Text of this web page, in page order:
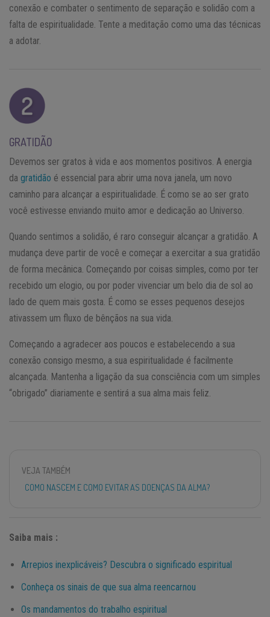
conexão e combater o sentimento de separação e solidão com a
falta de espiritualidade. Tente a meditação como uma das técnicas
a adotar.
GRATIDÃO
Devemos ser gratos à vida e aos momentos positivos. A energia
da gratidão é essencial para abrir uma nova janela, um novo
caminho para alcançar a espiritualidade. É como se ao ser grato
você estivesse enviando muito amor e dedicação ao Universo.
Quando sentimos a solidão, é raro conseguir alcançar a gratidão. A
mudança deve partir de você e começar a exercitar a sua gratidão
de forma mecânica. Começando por coisas simples, como por ter
recebido um elogio, ou por poder vivenciar um belo dia de sol ao
lado de quem mais gosta. É como se esses pequenos desejos
ativassem um fluxo de bênçãos na sua vida.
Começando a agradecer aos poucos e estabelecendo a sua
conexão consigo mesmo, a sua espiritualidade é facilmente
alcançada. Mantenha a ligação da sua consciência com um simples
“obrigado” diariamente e sentirá a sua alma mais feliz.
VEJA TAMBÉM
COMO NASCEM E COMO EVITAR AS DOENÇAS DA ALMA?
Saiba mais :
Arrepios inexplicáveis? Descubra o significado espiritual
Conheça os sinais de que sua alma reencarnou
Os mandamentos do trabalho espiritual